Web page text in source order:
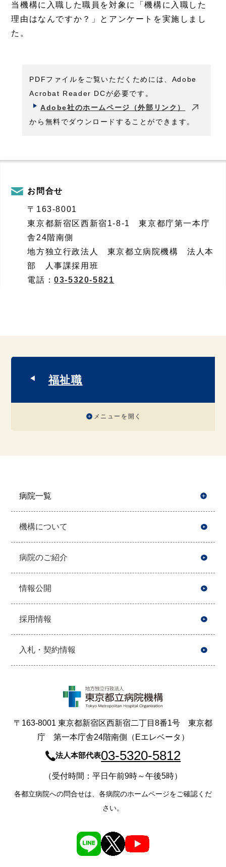
当機構に入職した職員を対象に「機構に入職した
理由はなんですか？」とアンケートを実施しまし
た。
PDFファイルをご覧いただくためには、Adobe
Acrobat Reader DCが必要です。
Adobe社のホームページ（外部リンク）
から無料でダウンロードすることができます。
お問合せ
〒163-8001
東京都新宿区西新宿1-8-1 東京都庁第一本庁
舎24階南側
地方独立行政法人 東京都立病院機構 法人本
部 人事課採用班
電話：03-5320-5821
福祉職
メニューを開く
病院一覧
機構について
病院のご紹介
情報公開
採用情報
入札・契約情報
〒163-8001 東京都新宿区西新宿二丁目8番1号 東京都
庁 第一本庁舎24階南側（Eエレベータ）
法人本部代表03-5320-5812
（受付時間：平日午前9時～午後5時）
各都立病院への問合せは、各病院のホームページをご確認くだ
さい。